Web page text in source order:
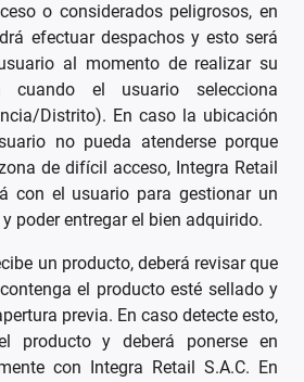
o considerados peligrosos, en
efectuar despachos y esto será
al momento de realizar su
cuando el usuario selecciona
Distrito). En caso la ubicación
no pueda atenderse porque
de difícil acceso, Integra Retail
con el usuario para gestionar un
poder entregar el bien adquirido.
un producto, deberá revisar que
el producto esté sellado y
previa. En caso detecte esto,
producto y deberá ponerse en
con Integra Retail S.A.C. En